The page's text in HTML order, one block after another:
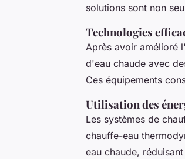
solutions sont non
Technologies
Après avoir amélioré
d'eau chaude avec
Ces équipements
Utilisation des
Les systèmes de
chauffe-eau
eau chaude,